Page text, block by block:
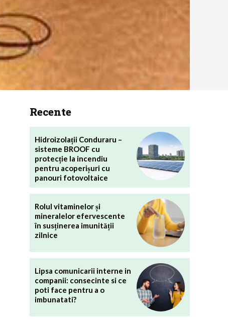
Recente
Hidroizolații Conduraru –
sisteme BROOF cu
protecție la incendiu
pentru acoperișuri cu
panouri fotovoltaice
Rolul vitaminelor și
mineralelor efervescente
în susținerea imunității
zilnice
Lipsa comunicarii interne in
companii: consecinte si ce
poti face pentru a o
imbunatati?